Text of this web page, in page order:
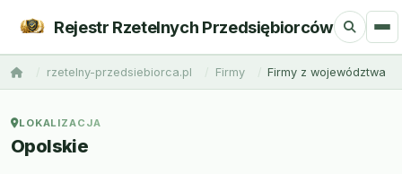
Rejestr Rzetelnych Przedsiębiorców
rzetelny-przedsiebiorca.pl Firmy Firmy z województwa
LOKALIZACJA
Opolskie